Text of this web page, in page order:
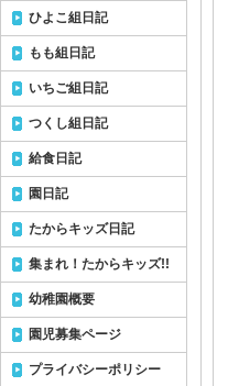
ひよこ組日記
もも組日記
いちご組日記
つくし組日記
給食日記
園日記
たからキッズ日記
集まれ！たからキッズ!!
幼稚園概要
園児募集ページ
プライバシーポリシー